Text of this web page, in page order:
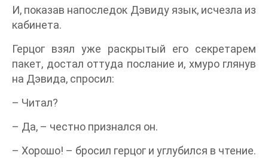
И, показав напоследок Дэвиду язык, исчезла из
кабинета.
Герцог взял уже раскрытый его секретарем
пакет, достал оттуда послание и, хмуро глянув
на Дэвида, спросил:
– Читал?
– Да, – честно признался он.
– Хорошо! – бросил герцог и углубился в чтение.